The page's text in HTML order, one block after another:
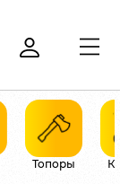
Топоры